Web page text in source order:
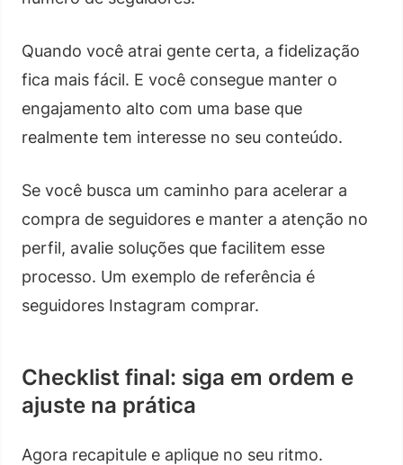
Quando você atrai gente certa, a fidelização
fica mais fácil. E você consegue manter o
engajamento alto com uma base que
realmente tem interesse no seu conteúdo.
Se você busca um caminho para acelerar a
compra de seguidores e manter a atenção no
perfil, avalie soluções que facilitem esse
processo. Um exemplo de referência é
seguidores Instagram comprar.
Checklist final: siga em ordem e
ajuste na prática
Agora recapitule e aplique no seu ritmo.